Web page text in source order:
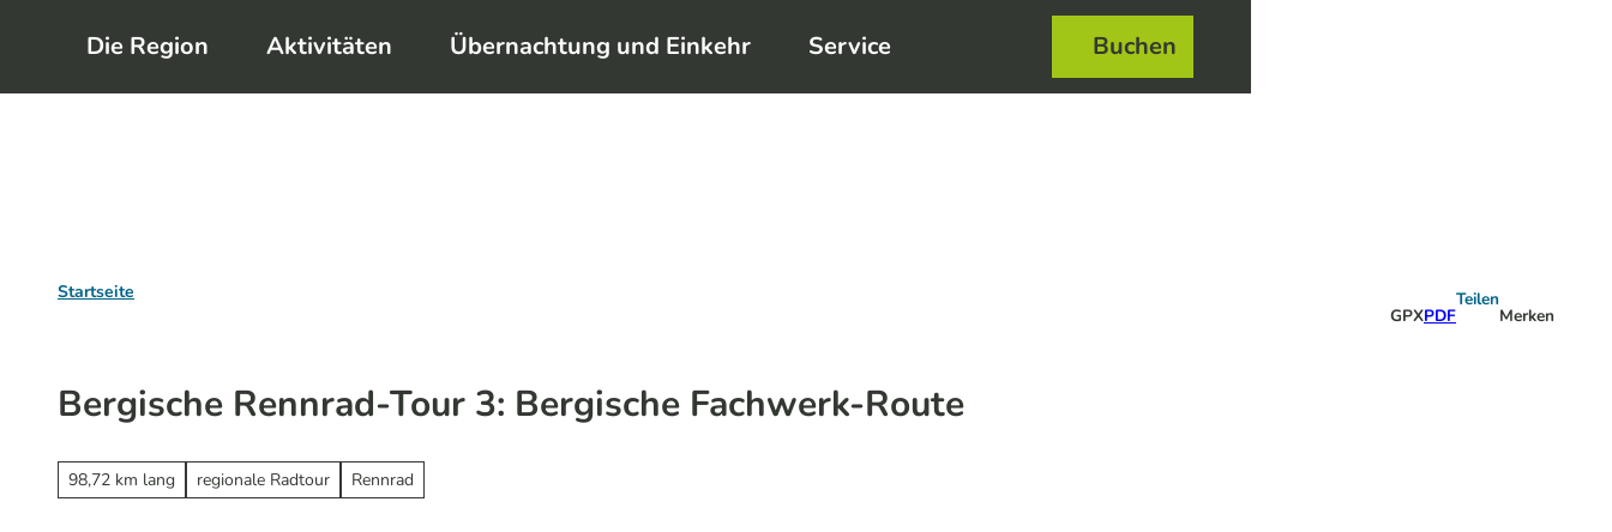
m
Die Region Aktivitäten Übernachtung und Einkehr Service Buchen
Startseite
GPXPDF
Teilen
Merken
Bergische Rennrad-Tour 3: Bergische Fachwerk-Route
98,72 km lang regionale Radtour Rennrad